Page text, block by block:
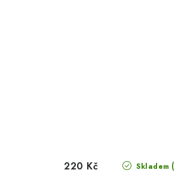
Skladem
220 Kč